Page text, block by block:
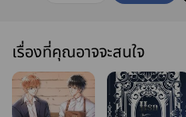
เรื่องที่คุณอาจจะสนใจ